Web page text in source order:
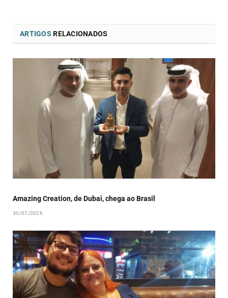
ARTIGOS RELACIONADOS
Amazing Creation, de Dubai, chega ao Brasil
30/07/2026